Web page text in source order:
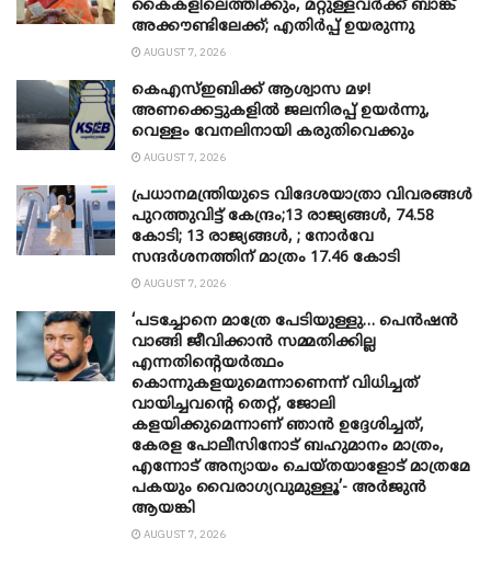
കൈകളിലെത്തിക്കും, മറ്റുള്ളവർക്ക് ബാങ്ക്
അക്കൗണ്ടിലേക്ക്; എതിർപ്പ് ഉയരുന്നു
AUGUST 7, 2026
കെഎസ്ഇബിക്ക് ആശ്വാസ മഴ!
അണക്കെട്ടുകളിൽ ജലനിരപ്പ് ഉയർന്നു,
വെള്ളം വേനലിനായി കരുതിവെക്കും
AUGUST 7, 2026
പ്രധാനമന്ത്രിയുടെ വിദേശയാത്രാ വിവരങ്ങൾ
പുറത്തുവിട്ട് കേന്ദ്രം;13 രാജ്യങ്ങൾ, 74.58
കോടി; 13 രാജ്യങ്ങൾ, ; നോർവേ
സന്ദർശനത്തിന് മാത്രം 17.46 കോടി
AUGUST 7, 2026
‘പടച്ചോനെ മാത്രേ പേടിയുള്ളു… പെൻഷൻ
വാങ്ങി ജീവിക്കാൻ സമ്മതിക്കില്ല
എന്നതിന്റെയർത്ഥം
കൊന്നുകളയുമെന്നാണെന്ന് വിധിച്ചത്
വായിച്ചവന്റെ തെറ്റ്, ജോലി
കളയിക്കുമെന്നാണ് ഞാൻ ഉദ്ദേശിച്ചത്,
കേരള പോലീസിനോട് ബഹുമാനം മാത്രം,
എന്നോട് അന്യായം ചെയ്തയാളോട് മാത്രമേ
പകയും വൈരാഗ്യവുമുള്ളൂ’- അർജുൻ
ആയങ്കി
AUGUST 7, 2026